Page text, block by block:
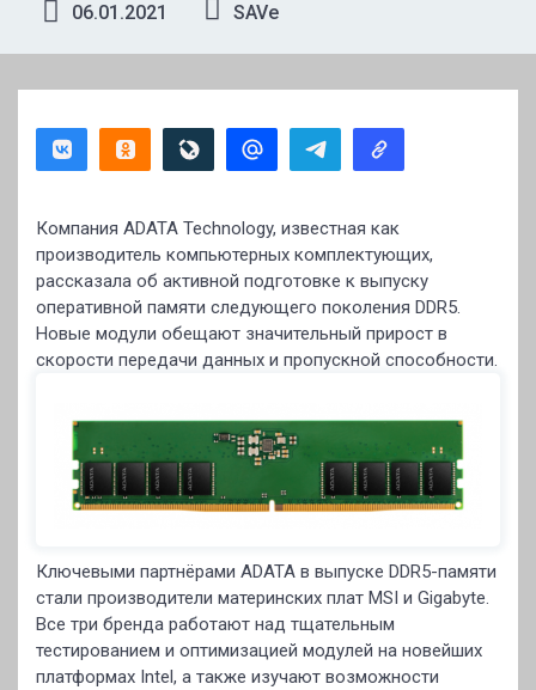
06.01.2021 SAVe
Компания ADATA Technology, известная как
производитель компьютерных комплектующих,
рассказала об активной подготовке к выпуску
оперативной памяти следующего поколения DDR5.
Новые модули обещают значительный прирост в
скорости передачи данных и пропускной способности.
Ключевыми партнёрами ADATA в выпуске DDR5-памяти
стали производители материнских плат MSI и Gigabyte.
Все три бренда работают над тщательным
тестированием и оптимизацией модулей на новейших
платформах Intel, а также изучают возможности